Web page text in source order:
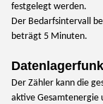
festgelegt werden.
Der Bedarfsintervall
beträgt 5 Minuten.
Der Zähler kann die
aktive Gesamtenergie